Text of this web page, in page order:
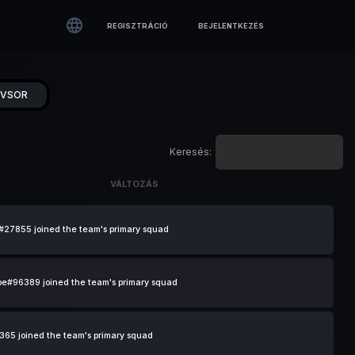
 REGISZTRÁCIÓ BEJELENTKEZÉS
Keresés:
VÁLTOZÁS
VÁLTOZÁS
joined the team's primary squad
joined the team's primary squad
joined the team's primary squad